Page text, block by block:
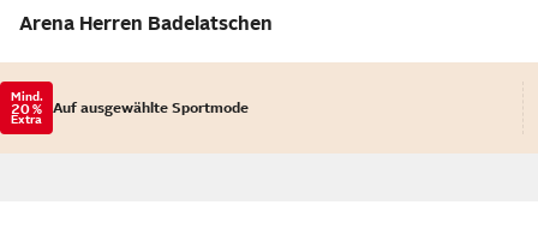
Arena Herren Badelatschen
Mind.
20 %
Extra
Auf ausgewählte Sportmode